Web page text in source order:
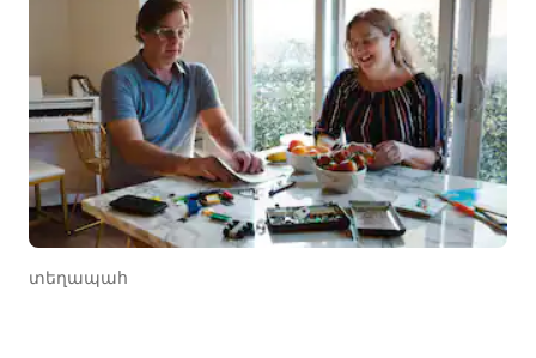
տեղապահ